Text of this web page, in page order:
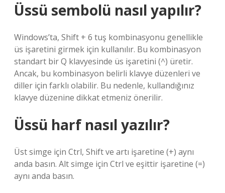
Üssü sembolü nasıl yapılır?
Windows’ta, Shift + 6 tuş kombinasyonu genellikle
üs işaretini girmek için kullanılır. Bu kombinasyon
standart bir Q klavyesinde üs işaretini (^) üretir.
Ancak, bu kombinasyon belirli klavye düzenleri ve
diller için farklı olabilir. Bu nedenle, kullandığınız
klavye düzenine dikkat etmeniz önerilir.
Üssü harf nasıl yazılır?
Üst simge için Ctrl, Shift ve artı işaretine (+) aynı
anda basın. Alt simge için Ctrl ve eşittir işaretine (=)
aynı anda basın.